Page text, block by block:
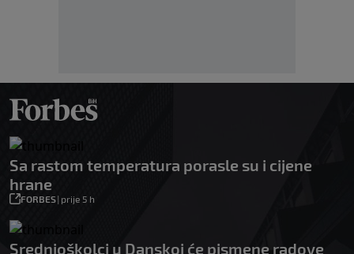
Sa rastom temperatura porasle su i cijene
hrane
FORBES| prije 5 h
Srednjoškolci u Danskoj će pismene radove